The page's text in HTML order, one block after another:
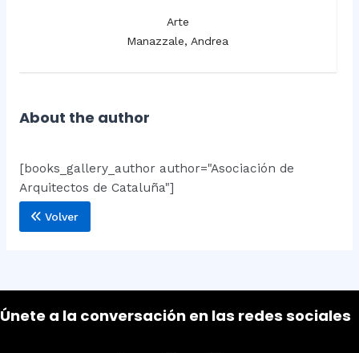
Arte
Manazzale, Andrea
About the author
[books_gallery_author author="Asociación de
Arquitectos de Cataluña"]
Volver
Únete a la conversación en las redes sociales